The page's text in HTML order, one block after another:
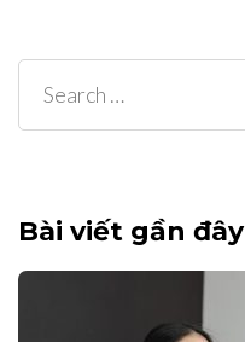
Search
for:
Bài viết gần đây